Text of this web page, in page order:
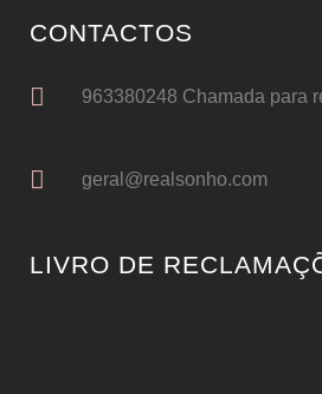
CONTACTOS
963380248 Chamada para
geral@realsonho.com
LIVRO DE